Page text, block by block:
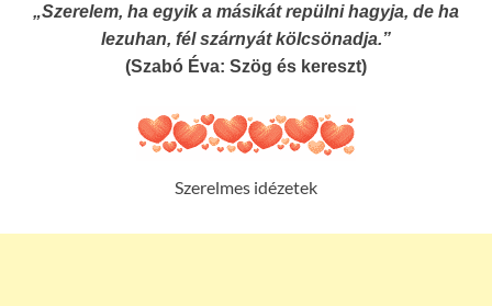
„Szerelem, ha egyik a másikát repülni hagyja, de ha
lezuhan, fél szárnyát kölcsönadja.”
(Szabó Éva: Szög és kereszt)
Szerelmes idézetek